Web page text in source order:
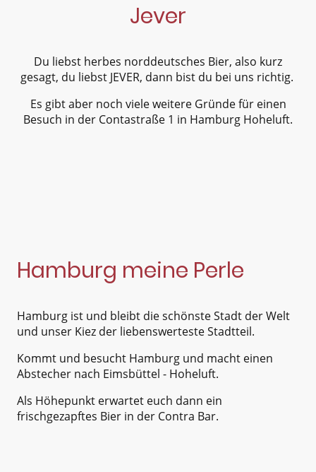
Jever
Du liebst herbes norddeutsches Bier, also kurz
gesagt, du liebst JEVER, dann bist du bei uns richtig.
Es gibt aber noch viele weitere Gründe für einen
Besuch in der Contastraße 1 in Hamburg Hoheluft.
Hamburg meine Perle
Hamburg ist und bleibt die schönste Stadt der Welt
und unser Kiez der liebenswerteste Stadtteil.
Kommt und besucht Hamburg und macht einen
Abstecher nach Eimsbüttel - Hoheluft.
Als Höhepunkt erwartet euch dann ein
frischgezapftes Bier in der Contra Bar.